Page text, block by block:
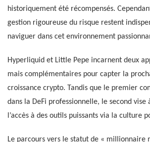
historiquement été récompensés.
gestion rigoureuse du risque restent
naviguer dans cet environnement
Hyperliquid et Little Pepe incarnent deux
mais complémentaires pour capter la
croissance crypto. Tandis que le premier
dans la DeFi professionnelle, le second vise
l’accès à des outils puissants via la culture
Le parcours vers le statut de « millionnaire